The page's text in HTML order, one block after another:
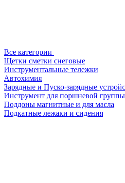
Все категории
Щетки сметки снеговые
Инструментальные тележки
Автохимия
Зарядные и Пуско-зарядные
Инструмент для поршневой группы
Поддоны магнитные и для масла
Подкатные лежаки и сидения